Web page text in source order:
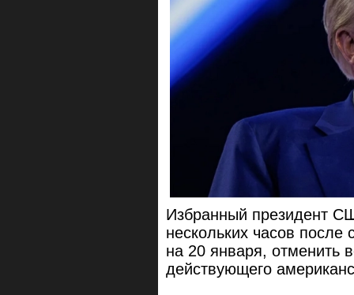
Избранный президент
нескольких часов после
на 20 января, отменить
действующего